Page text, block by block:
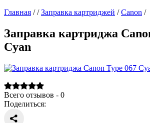
Главная / / Заправка картриджей / Canon /
Заправка картриджа
Cyan
Всего отзывов - 0
Поделиться: